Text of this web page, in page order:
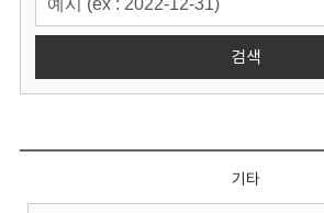
검색
기타